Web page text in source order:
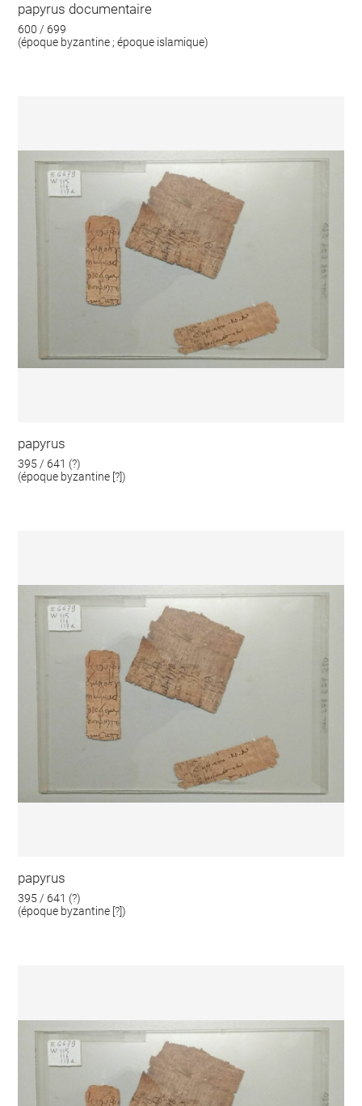
papyrus documentaire
600 / 699
(époque byzantine ; époque islamique)
papyrus
395 / 641 (?)
(époque byzantine [?])
papyrus
395 / 641 (?)
(époque byzantine [?])